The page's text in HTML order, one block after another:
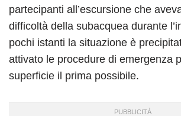
partecipanti all’escursione che
difficoltà della subacquea durante
pochi istanti la situazione è
attivato le procedure di emergenza
superficie il prima possibile.